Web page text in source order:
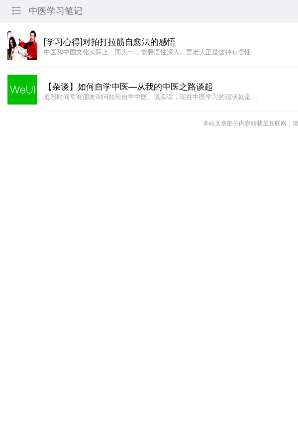
 中医学习笔记
[学习心得]对拍打拉筋自愈法的感悟
中医和中国文化实际上二而为一，需要悟性深入。曹老大正是这种有悟性…
【杂谈】如何自学中医—从我的中医之路谈起
近段时间常有朋友询问如何自学中医。说实话，现在中医学习的现状就是…
本站文章部分内容转载至互联网，